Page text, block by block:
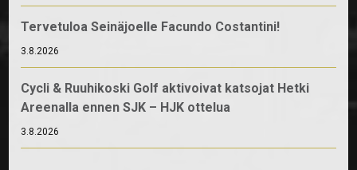
Tervetuloa Seinäjoelle Facundo Costantini!
3.8.2026
Cycli & Ruuhikoski Golf aktivoivat katsojat Hetki
Areenalla ennen SJK – HJK ottelua
3.8.2026